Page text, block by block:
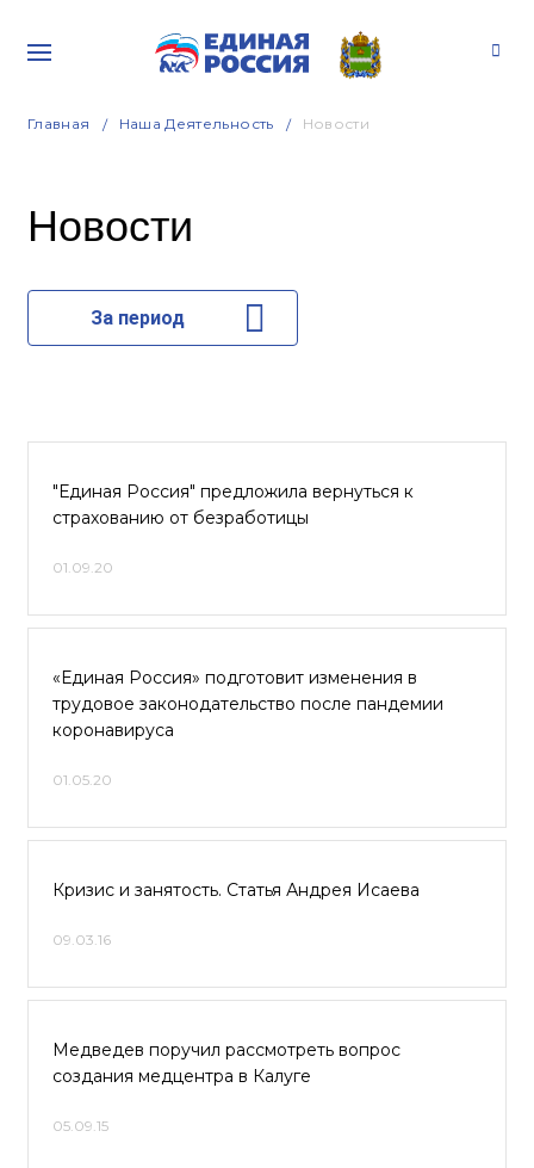
Главная Наша Деятельность Новости
Новости
За период
"Единая Россия" предложила вернуться к
страхованию от безработицы
01.09.20
«Единая Россия» подготовит изменения в
трудовое законодательство после пандемии
коронавируса
01.05.20
Кризис и занятость. Статья Андрея Исаева
09.03.16
Медведев поручил рассмотреть вопрос
создания медцентра в Калуге
05.09.15